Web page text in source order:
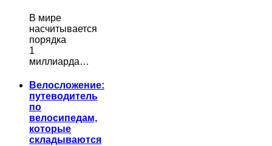
В мире
насчитывается
порядка
1
миллиарда…
Велосложение:
путеводитель
по
велосипедам,
которые
складываются